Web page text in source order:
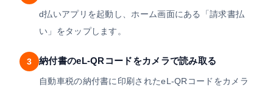
d払いアプリを起動し、ホーム画面にある「請求書払
い」をタップします。
3 納付書のeL-QRコードをカメラで読み取る
自動車税の納付書に印刷されたeL-QRコードをカメラ